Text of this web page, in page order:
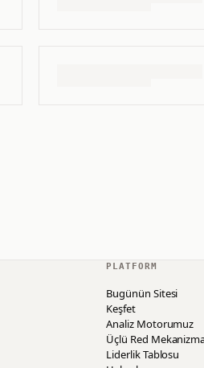
PLATFORM
Bugünün Sitesi
Keşfet
Analiz Motorumuz
Üçlü Red
Liderlik Tablosu